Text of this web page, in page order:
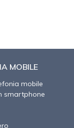
MOBILE
mobile
smartphone